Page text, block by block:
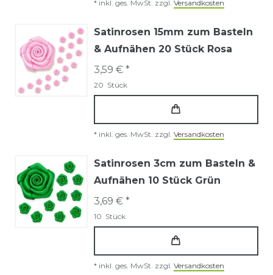
* inkl. ges. MwSt. zzgl. Versandkosten
Satinrosen 15mm zum Basteln
& Aufnähen 20 Stück Rosa
3,59 € *
20 Stück
* inkl. ges. MwSt. zzgl. Versandkosten
Satinrosen 3cm zum Basteln &
Aufnähen 10 Stück Grün
3,69 € *
10 Stück
* inkl. ges. MwSt. zzgl. Versandkosten